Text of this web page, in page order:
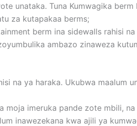
unataka. Tuna Kumwagika berm
za kutapakaa berms;
berm ina sidewalls rahisi
ambazo zinaweza
na ya haraka. Ukubwa maalum
moja imeruka pande zote mbili,
inawezekana kwa ajili ya